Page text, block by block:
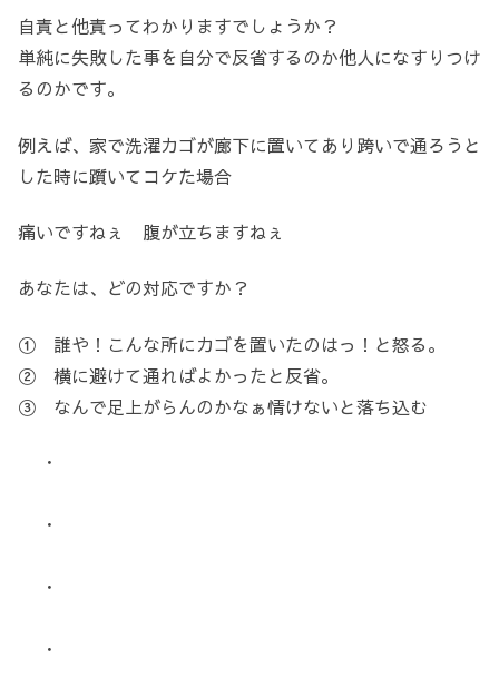
自責と他責ってわかりますでしょうか？
単純に失敗した事を自分で反省するのか他人になすりつけ
るのかです。
例えば、家で洗濯カゴが廊下に置いてあり跨いで通ろうと
した時に躓いてコケた場合
痛いですねぇ 腹が立ちますねぇ
あなたは、どの対応ですか？
① 誰や！こんな所にカゴを置いたのはっ！と怒る。
② 横に避けて通ればよかったと反省。
③ なんで足上がらんのかなぁ情けないと落ち込む
・
・
・
・